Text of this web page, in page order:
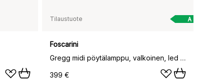
A
Tilaustuote
Foscarini
Gregg midi pöytälamppu, valkoinen, led lamppu
399 €